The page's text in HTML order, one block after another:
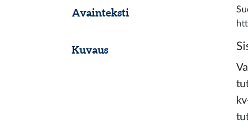
Avainteksti
Kuvaus